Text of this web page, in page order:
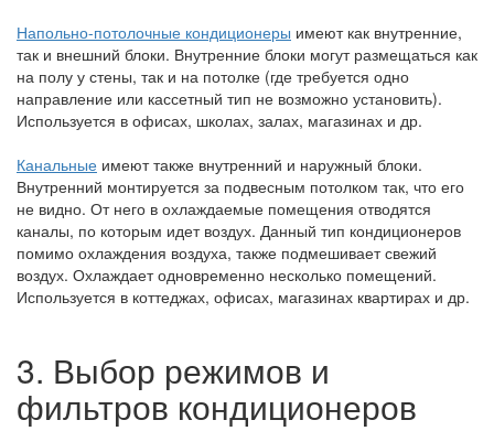
Напольно-потолочные кондиционеры имеют как внутренние,
так и внешний блоки. Внутренние блоки могут размещаться как
на полу у стены, так и на потолке (где требуется одно
направление или кассетный тип не возможно установить).
Используется в офисах, школах, залах, магазинах и др.
Канальные имеют также внутренний и наружный блоки.
Внутренний монтируется за подвесным потолком так, что его
не видно. От него в охлаждаемые помещения отводятся
каналы, по которым идет воздух. Данный тип кондиционеров
помимо охлаждения воздуха, также подмешивает свежий
воздух. Охлаждает одновременно несколько помещений.
Используется в коттеджах, офисах, магазинах квартирах и др.
3. Выбор режимов и
фильтров кондиционеров